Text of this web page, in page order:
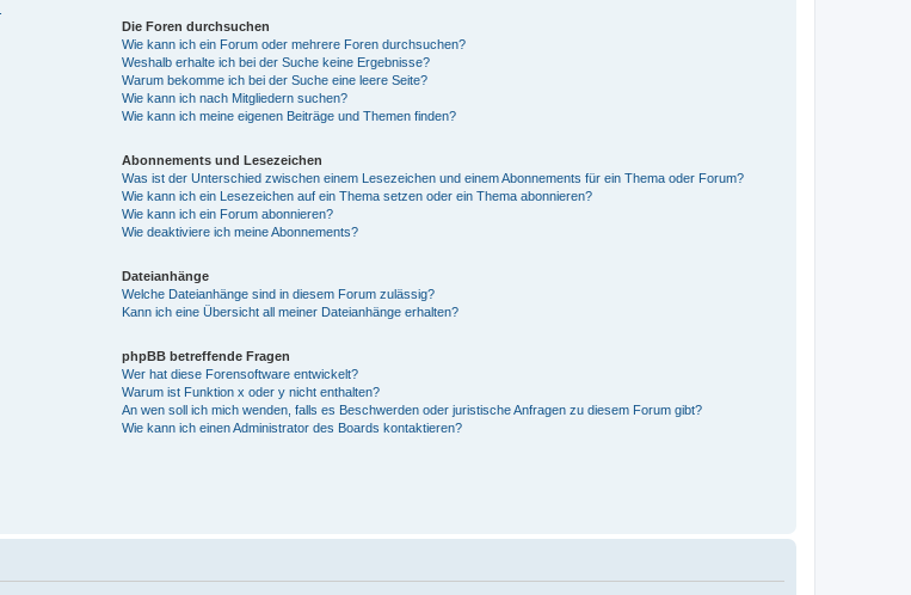
Die Foren durchsuchen
Wie kann ich ein Forum oder mehrere Foren durchsuchen?
Weshalb erhalte ich bei der Suche keine Ergebnisse?
Warum bekomme ich bei der Suche eine leere Seite?
Wie kann ich nach Mitgliedern suchen?
Wie kann ich meine eigenen Beiträge und Themen finden?
Abonnements und Lesezeichen
Was ist der Unterschied zwischen einem Lesezeichen und einem Abonnements für ein Thema oder Forum?
Wie kann ich ein Lesezeichen auf ein Thema setzen oder ein Thema abonnieren?
Wie kann ich ein Forum abonnieren?
Wie deaktiviere ich meine Abonnements?
Dateianhänge
Welche Dateianhänge sind in diesem Forum zulässig?
Kann ich eine Übersicht all meiner Dateianhänge erhalten?
phpBB betreffende Fragen
Wer hat diese Forensoftware entwickelt?
Warum ist Funktion x oder y nicht enthalten?
An wen soll ich mich wenden, falls es Beschwerden oder juristische Anfragen zu diesem Forum gibt?
Wie kann ich einen Administrator des Boards kontaktieren?